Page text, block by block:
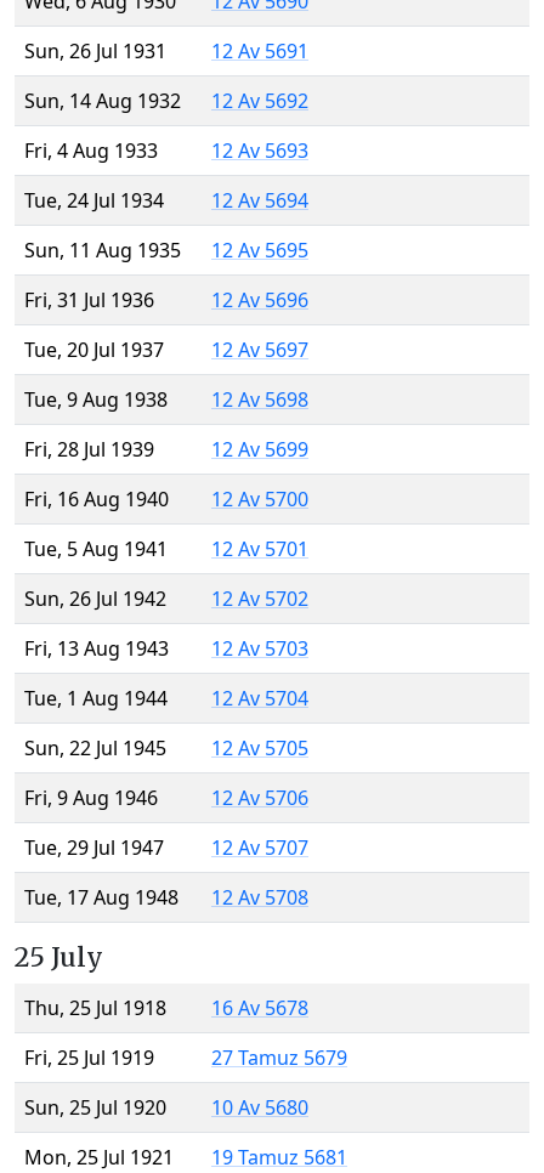
Sun, 26 Jul 1931
12 Av 5691
Sun, 14 Aug 1932
12 Av 5692
Fri, 4 Aug 1933
12 Av 5693
Tue, 24 Jul 1934
12 Av 5694
Sun, 11 Aug 1935
12 Av 5695
Fri, 31 Jul 1936
12 Av 5696
Tue, 20 Jul 1937
12 Av 5697
Tue, 9 Aug 1938
12 Av 5698
Fri, 28 Jul 1939
12 Av 5699
Fri, 16 Aug 1940
12 Av 5700
Tue, 5 Aug 1941
12 Av 5701
Sun, 26 Jul 1942
12 Av 5702
Fri, 13 Aug 1943
12 Av 5703
Tue, 1 Aug 1944
12 Av 5704
Sun, 22 Jul 1945
12 Av 5705
Fri, 9 Aug 1946
12 Av 5706
Tue, 29 Jul 1947
12 Av 5707
Tue, 17 Aug 1948
12 Av 5708
25 July
Thu, 25 Jul 1918
16 Av 5678
Fri, 25 Jul 1919
27 Tamuz 5679
Sun, 25 Jul 1920
10 Av 5680
Mon, 25 Jul 1921
19 Tamuz 5681